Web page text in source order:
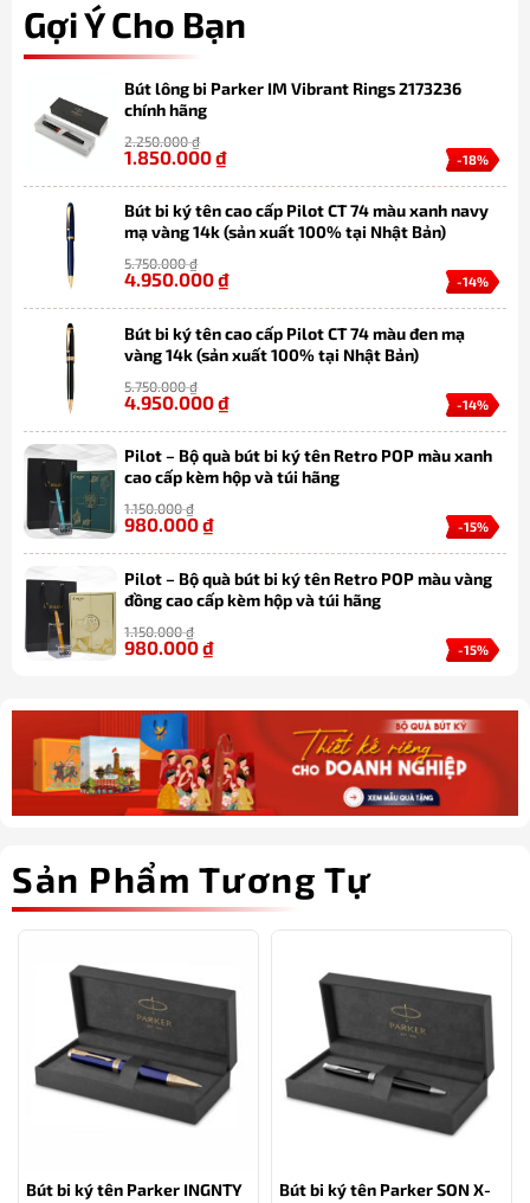
Gợi Ý Cho Bạn
Bút lông bi Parker IM Vibrant Rings 2173236
chính hãng
2.250.000₫
-18%
1.850.000₫
Bút bi ký tên cao cấp Pilot CT 74 màu xanh navy
mạ vàng 14k (sản xuất 100% tại Nhật Bản)
5.750.000₫
-14%
4.950.000₫
Bút bi ký tên cao cấp Pilot CT 74 màu đen mạ
vàng 14k (sản xuất 100% tại Nhật Bản)
5.750.000₫
-14%
4.950.000₫
Pilot – Bộ quà bút bi ký tên Retro POP màu xanh
cao cấp kèm hộp và túi hãng
1.150.000₫
-15%
980.000₫
Pilot – Bộ quà bút bi ký tên Retro POP màu vàng
đồng cao cấp kèm hộp và túi hãng
1.150.000₫
-15%
980.000₫
Sản Phẩm Tương Tự
Bút bi ký tên Parker INGNTY
Bút bi ký tên Parker SON X-